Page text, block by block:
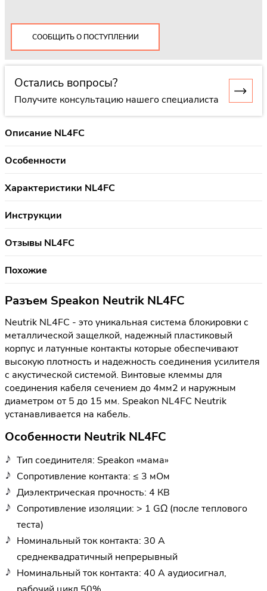
СООБЩИТЬ О ПОСТУПЛЕНИИ
Остались вопросы?
Получите консультацию нашего специалиста
Описание NL4FC
Особенности
Характеристики NL4FC
Инструкции
Отзывы NL4FC
Похожие
Разъем Speakon Neutrik NL4FC
Neutrik NL4FC - это уникальная система блокировки c
металлической защелкой, надежный пластиковый
корпус и латунные контакты которые обеспечивают
высокую плотность и надежность соединения усилителя
с акустической системой. Винтовые клеммы для
соединения кабеля сечением до 4мм2 и наружным
диаметром от 5 до 15 мм. Speakon NL4FC Neutrik
устанавливается на кабель.
Особенности Neutrik NL4FC
Тип соединителя: Speakon «мама»
Сопротивление контакта: ≤ 3 мОм
Диэлектрическая прочность: 4 КВ
Сопротивление изоляции: > 1 GΩ (после теплового
теста)
Номинальный ток контакта: 30 A
среднеквадратичный непрерывный
Номинальный ток контакта: 40 A аудиосигнал,